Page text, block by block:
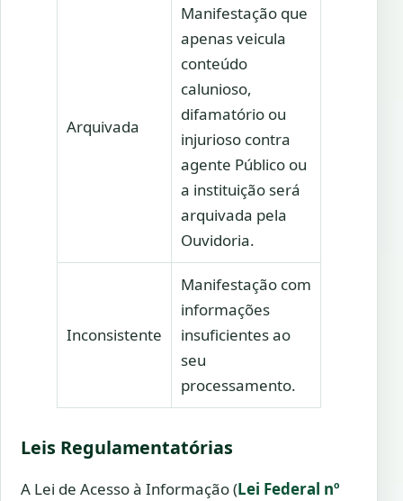
Arquivada
Manifestação que
apenas veicula
conteúdo
calunioso,
difamatório ou
injurioso contra
agente Público ou
a instituição será
arquivada pela
Ouvidoria.
Inconsistente
Manifestação com
informações
insuficientes ao
seu
processamento.
Leis Regulamentatórias
A Lei de Acesso à Informação (Lei Federal nº